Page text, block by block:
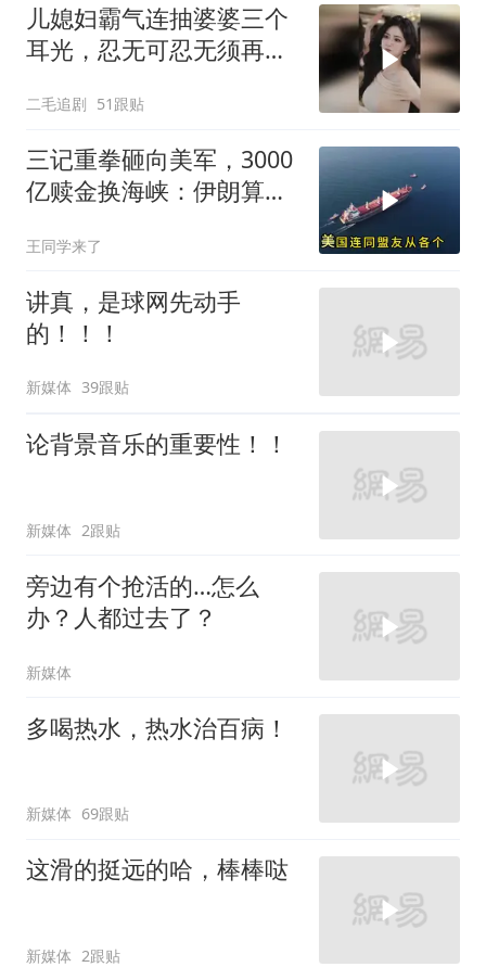
儿媳妇霸气连抽婆婆三个
耳光，忍无可忍无须再
二毛追剧 51跟贴
三记重拳砸向美军，3000
亿赎金换海峡：伊朗算准
王同学来了
讲真，是球网先动手
的！！！
新媒体 39跟贴
论背景音乐的重要性！！
新媒体 2跟贴
旁边有个抢活的…怎么
办？人都过去了？
新媒体
多喝热水，热水治百病！
新媒体 69跟贴
这滑的挺远的哈，棒棒哒
新媒体 2跟贴